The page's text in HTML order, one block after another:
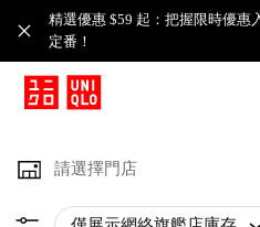
精選優惠 $59 起：把握限時優惠
定番！​
請選擇門店